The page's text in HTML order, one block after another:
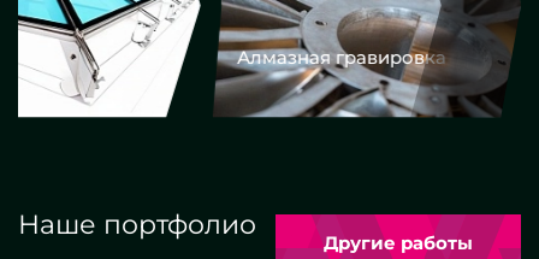
Алмазная гравировка
Наше портфолио
Другие работы